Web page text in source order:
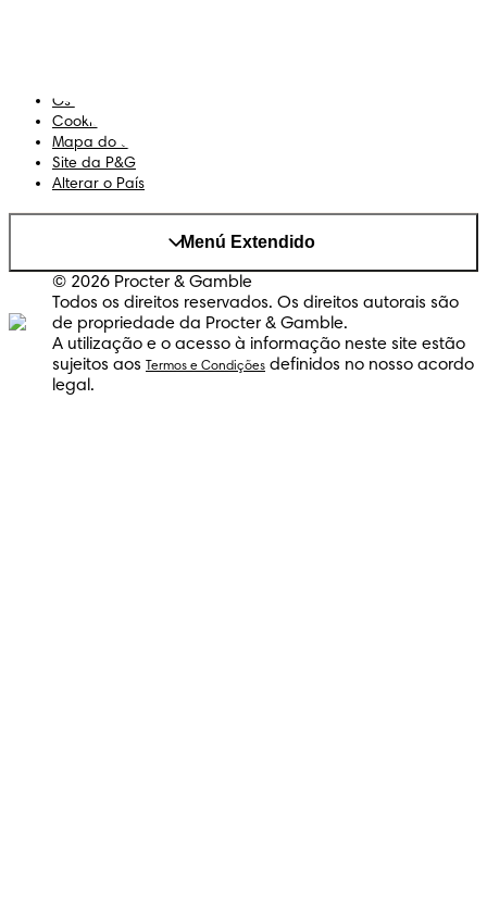
Os Meus Dados
Cookies
Mapa do Site
Site da P&G
Alterar o País
Menú Extendido
© 2026 Procter & Gamble
Todos os direitos reservados. Os direitos autorais são
de propriedade da Procter & Gamble.
A utilização e o acesso à informação neste site estão
sujeitos aos
Termos e Condições definidos no nosso acordo
legal.